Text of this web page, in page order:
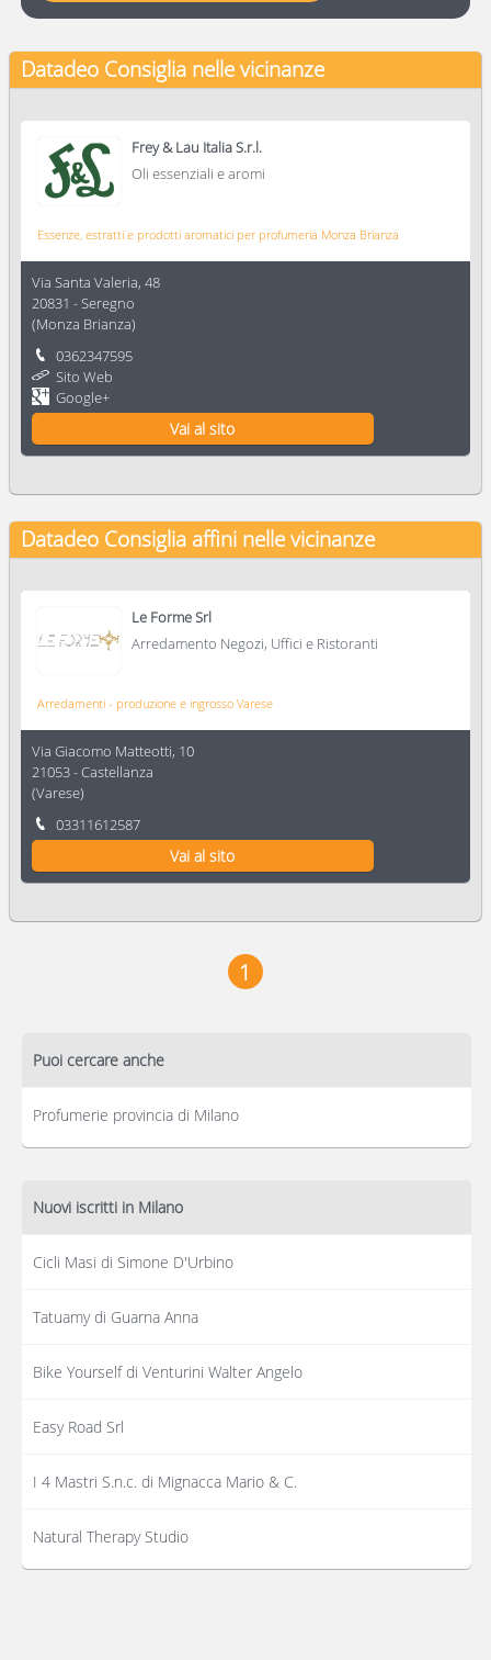
Datadeo Consiglia nelle vicinanze
Frey & Lau Italia S.r.l.
Oli essenziali e aromi
Essenze, estratti e prodotti aromatici per profumeria Monza Brianza
Via Santa Valeria, 48
20831 -Seregno
(Monza Brianza)
0362347595
Sito Web
Google+
Vai al sito
Datadeo Consiglia affini nelle vicinanze
Le Forme Srl
Arredamento Negozi, Uffici e Ristoranti
Arredamenti - produzione e ingrosso Varese
Via Giacomo Matteotti, 10
21053-Castellanza
(Varese)
03311612587
Vai al sito
1
Puoi cercare anche
Profumerie provincia di Milano
Nuovi iscritti in Milano
Cicli Masi di Simone D'Urbino
Tatuamy di Guarna Anna
Bike Yourself di Venturini Walter Angelo
Easy Road Srl
I 4 Mastri S.n.c. di Mignacca Mario & C.
Natural Therapy Studio